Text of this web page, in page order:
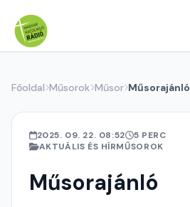
Főoldal Műsorok Műsor Műsorajánló
2025. 09. 22. 08:52
5 PERC
AKTUÁLIS ÉS HÍRMŰSOROK
Műsorajánló